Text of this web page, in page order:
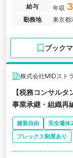
資格者中心のアカ
わりながら成長でき
給与 年収
勤務地
東京都
ブック
株式会社MIDスト
【税務コンサル
事業承継・組織再
服装自由 完全週休
フレックス制度あり